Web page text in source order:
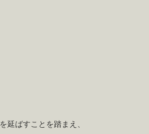
延ばすことを踏まえ、